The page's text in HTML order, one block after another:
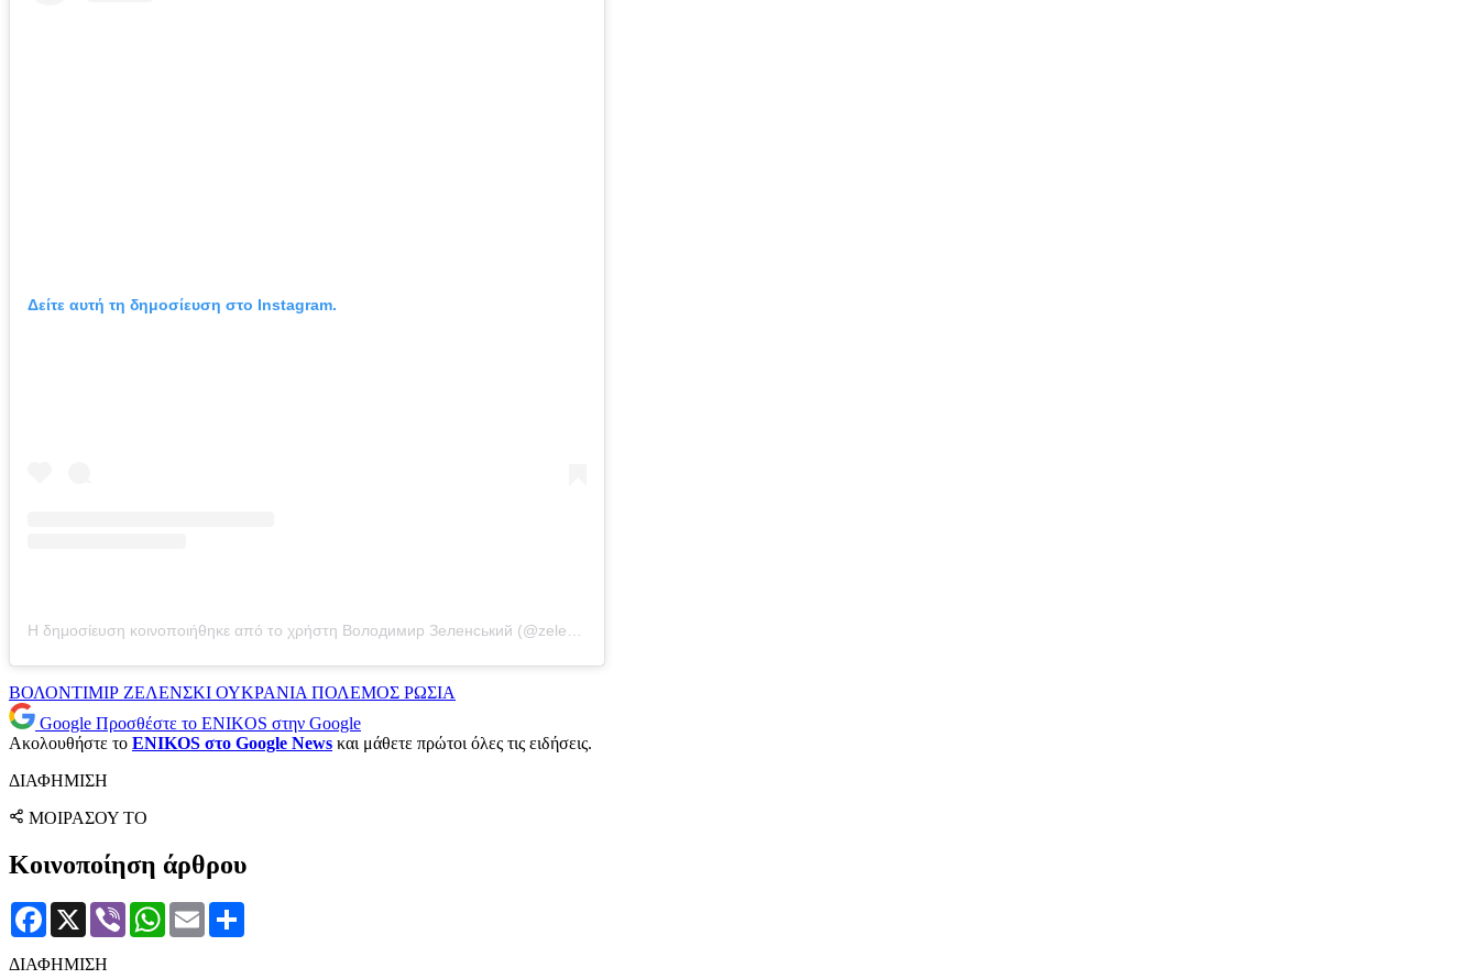
Δείτε αυτή τη δημοσίευση στο Instagram.
ΒΟΛΟΝΤΙΜΙΡ ΖΕΛΕΝΣΚΙ ΟΥΚΡΑΝΙΑ ΠΟΛΕΜΟΣ ΡΩΣΙΑ
Google Προσθέστε το ENIKOS στην Google
Ακολουθήστε το ENIKOS στο Google News και μάθετε πρώτοι όλες τις ειδήσεις.
ΔΙΑΦΗΜΙΣΗ
ΜΟΙΡΑΣΟΥ ΤΟ
Κοινοποίηση άρθρου
Facebook
X Viber WhatsApp
Email
ΔΙΑΦΗΜΙΣΗ